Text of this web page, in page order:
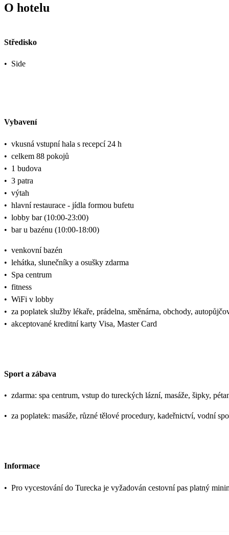
O hotelu
Středisko
• Side
Vybavení
• vkusná vstupní hala s recepcí 24 h
• celkem 88 pokojů
• 1 budova
• 3 patra
• výtah
• hlavní restaurace - jídla formou bufetu
• lobby bar (10:00-23:00)
• bar u bazénu (10:00-18:00)
• venkovní bazén
• lehátka, slunečníky a osušky zdarma
• Spa centrum
• fitness
• WiFi v lobby
• za poplatek služby lékaře, prádelna, směnárna, obchody,
• akceptované kreditní karty Visa, Master Card
Sport a zábava
• zdarma: spa centrum, vstup do tureckých lázní, masáže, šipky,
• za poplatek: masáže, různé tělové procedury, kadeřnictví, vodní
Informace
• Pro vycestování do Turecka je vyžadován cestovní pas platný